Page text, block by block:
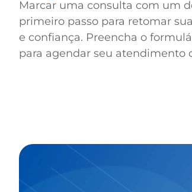
Marcar uma consulta com um
primeiro passo para retomar
e confiança. Preencha o
para agendar seu atendimento